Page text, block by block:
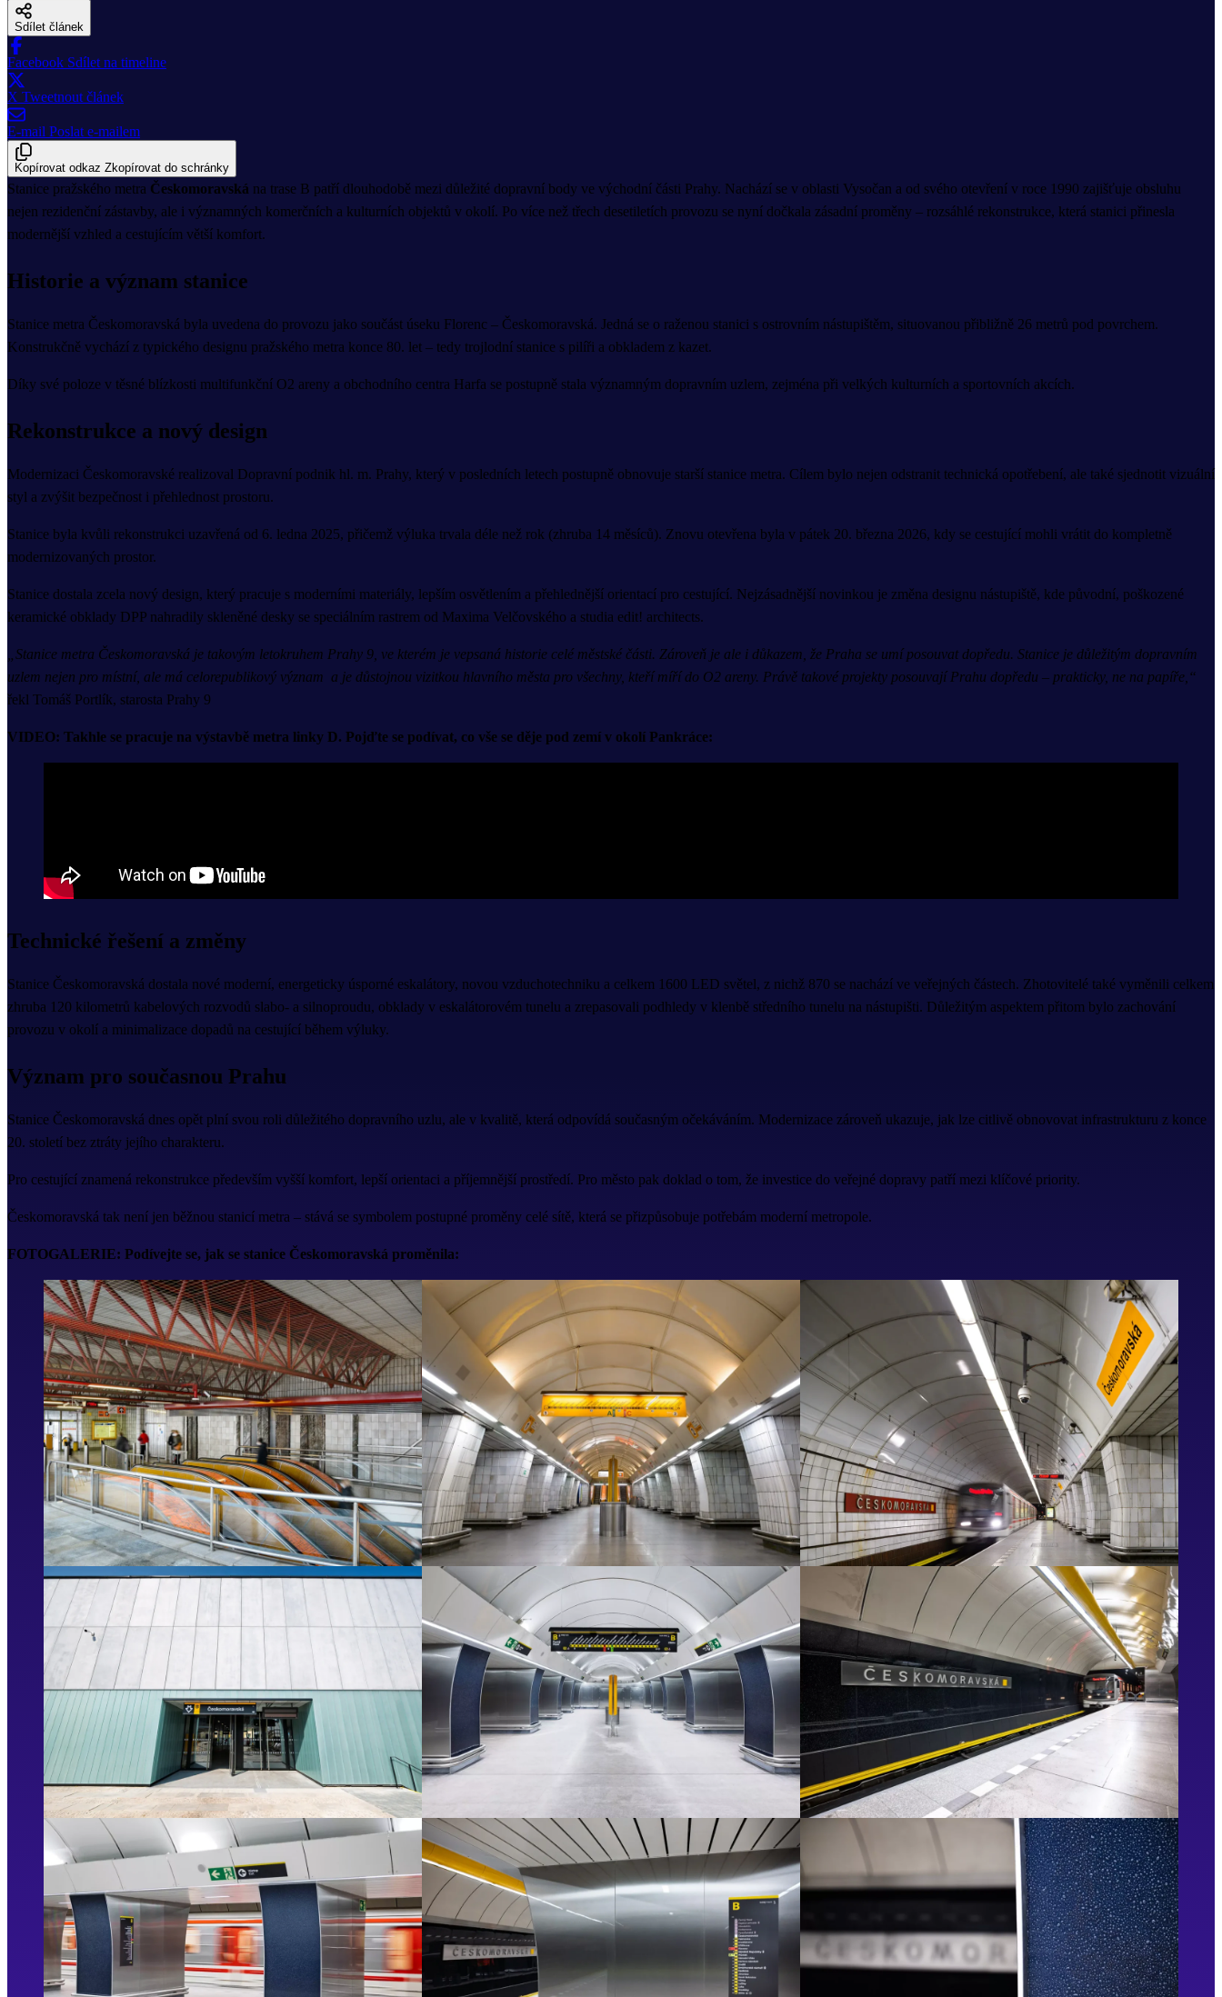
Sdílet článek
Facebook Sdílet na timeline
X Tweetnout článek
E-mail Poslat e-mailem
Kopírovat odkaz Zkopírovat do schránky
Stanice pražského metra Českomoravská na trase B patří dlouhodobě mezi důležité dopravní body ve východní části Prahy. Nachází se v oblasti Vysočan a od svého otevření v roce 1990 zajišťuje obsluhu
nejen rezidenční zástavby, ale i významných komerčních a kulturních objektů v okolí. Po více než třech desetiletích provozu se nyní dočkala zásadní proměny – rozsáhlé rekonstrukce, která stanici přinesla
modernější vzhled a cestujícím větší komfort.
Historie a význam stanice
Stanice metra Českomoravská byla uvedena do provozu jako součást úseku Florenc – Českomoravská. Jedná se o raženou stanici s ostrovním nástupištěm, situovanou přibližně 26 metrů pod povrchem.
Konstrukčně vychází z typického designu pražského metra konce 80. let – tedy trojlodní stanice s pilíři a obkladem z kazet.
Díky své poloze v těsné blízkosti multifunkční O2 areny a obchodního centra Harfa se postupně stala významným dopravním uzlem, zejména při velkých kulturních a sportovních akcích.
Rekonstrukce a nový design
Modernizaci Českomoravské realizoval Dopravní podnik hl. m. Prahy, který v posledních letech postupně obnovuje starší stanice metra. Cílem bylo nejen odstranit technická opotřebení, ale také sjednotit vizuální
styl a zvýšit bezpečnost i přehlednost prostoru.
Stanice byla kvůli rekonstrukci uzavřená od 6. ledna 2025, přičemž výluka trvala déle než rok (zhruba 14 měsíců). Znovu otevřena byla v pátek 20. března 2026, kdy se cestující mohli vrátit do kompletně
modernizovaných prostor.
Stanice dostala zcela nový design, který pracuje s moderními materiály, lepším osvětlením a přehlednější orientací pro cestující. Nejzásadnější novinkou je změna designu nástupiště, kde původní, poškozené
keramické obklady DPP nahradily skleněné desky se speciálním rastrem od Maxima Velčovského a studia edit! architects.
„Stanice metra Českomoravská je takovým letokruhem Prahy 9, ve kterém je vepsaná historie celé městské části. Zároveň je ale i důkazem, že Praha se umí posouvat dopředu. Stanice je důležitým dopravním
uzlem nejen pro místní, ale má celorepublikový význam a je důstojnou vizitkou hlavního města pro všechny, kteří míří do O2 areny. Právě takové projekty posouvají Prahu dopředu – prakticky, ne na papíře,“
řekl Tomáš Portlík, starosta Prahy 9
VIDEO: Takhle se pracuje na výstavbě metra linky D. Pojďte se podívat, co vše se děje pod zemí v okolí Pankráce:
Technické řešení a změny
Stanice Českomoravská dostala nové moderní, energeticky úsporné eskalátory, novou vzduchotechniku a celkem 1600 LED světel, z nichž 870 se nachází ve veřejných částech. Zhotovitelé také vyměnili celkem
zhruba 120 kilometrů kabelových rozvodů slabo- a silnoproudu, obklady v eskalátorovém tunelu a zrepasovali podhledy v klenbě středního tunelu na nástupišti. Důležitým aspektem přitom bylo zachování
provozu v okolí a minimalizace dopadů na cestující během výluky.
Význam pro současnou Prahu
Stanice Českomoravská dnes opět plní svou roli důležitého dopravního uzlu, ale v kvalitě, která odpovídá současným očekáváním. Modernizace zároveň ukazuje, jak lze citlivě obnovovat infrastrukturu z konce
20. století bez ztráty jejího charakteru.
Pro cestující znamená rekonstrukce především vyšší komfort, lepší orientaci a příjemnější prostředí. Pro město pak doklad o tom, že investice do veřejné dopravy patří mezi klíčové priority.
Českomoravská tak není jen běžnou stanicí metra – stává se symbolem postupné proměny celé sítě, která se přizpůsobuje potřebám moderní metropole.
FOTOGALERIE: Podívejte se, jak se stanice Českomoravská proměnila: